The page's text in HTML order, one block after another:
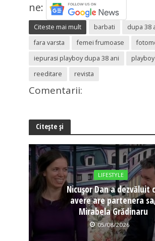
ne:
Citeste mai mult barbati
dupa 38
fara varsta
femei frumoase
iepurasi playboy dupa 38 ani
playboy
reeditare
revista
Comentarii:
Citește și
LIFESTYLE
Nicușor Dan a dezvăluit
avere are partenera
Mirabela Grădinaru
05/08/2026